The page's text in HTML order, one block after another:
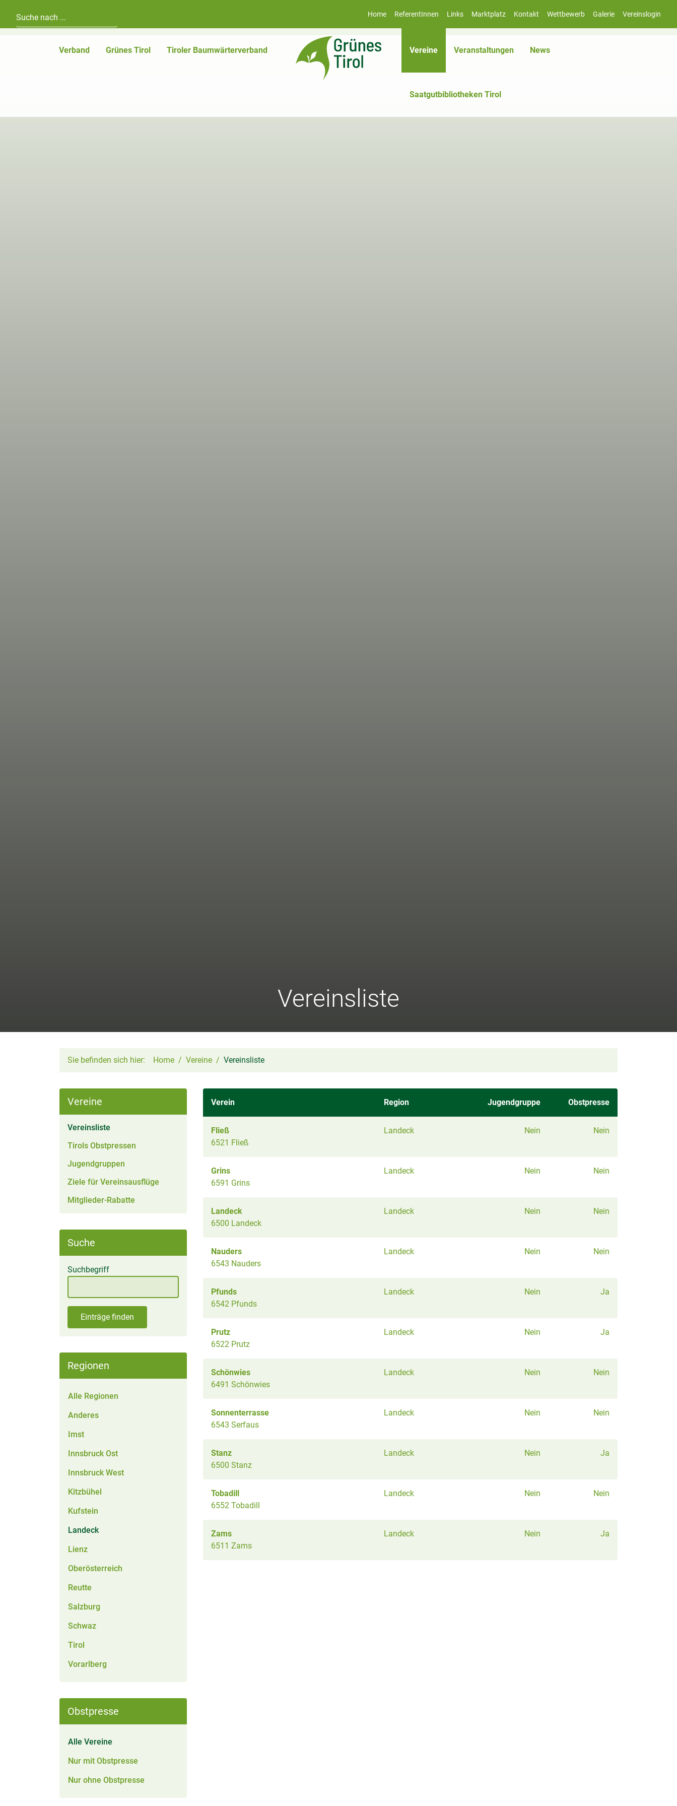
Home ReferentInnen Links Marktplatz Kontakt Wettbewerb Galerie Vereinslogin
Verband Grünes Tirol Tiroler Baumwärterverband Vereine(aktiv)Veranstaltungen News
Saatgutbibliotheken Tirol
Vereinsliste
Sie befinden sich hier: Home Vereine Vereinsliste
Vereine
Vereinsliste
Tirols Obstpressen
Jugendgruppen
Ziele für Vereinsausflüge
Mitglieder-Rabatte
Suche
Suchbegriff
Einträge finden
Regionen
Alle Regionen
Anderes
Imst
Innsbruck Ost
Innsbruck West
Kitzbühel
Kufstein
Landeck
Lienz
Oberösterreich
Reutte
Salzburg
Schwaz
Tirol
Vorarlberg
Obstpresse
Alle Vereine
Nur mit Obstpresse
Nur ohne Obstpresse
Verein Region Jugendgruppe Obstpresse
Fließ
6521 Fließ
Landeck Nein Nein
Grins
6591 Grins
Landeck Nein Nein
Landeck
6500 Landeck
Landeck Nein Nein
Nauders
6543 Nauders
Landeck Nein Nein
Pfunds
6542 Pfunds
Landeck Nein Ja
Prutz
6522 Prutz
Landeck Nein Ja
Schönwies
6491 Schönwies
Landeck Nein Nein
Sonnenterrasse
6543 Serfaus
Landeck Nein Nein
Stanz
6500 Stanz
Landeck Nein Ja
Tobadill
6552 Tobadill
Landeck Nein Nein
Zams
6511 Zams
Landeck Nein Ja